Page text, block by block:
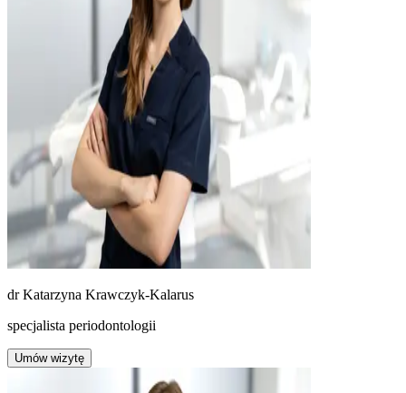
dr Katarzyna Krawczyk-Kalarus
specjalista periodontologii
Umów wizytę